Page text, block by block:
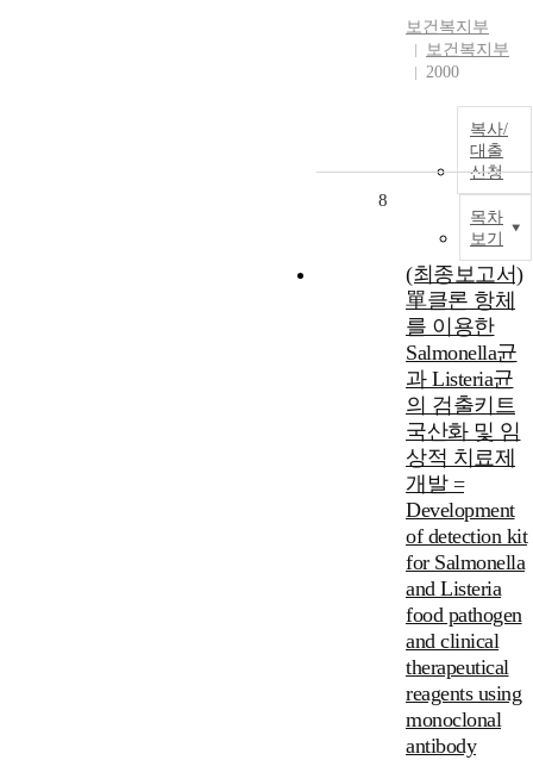
보건복지부
보건복지부
2000
복사/
대출
신청
목차
보기
8
(최종보고서)
單클론 항체
를 이용한
Salmonella균
과 Listeria균
의 검출키트
국산화 및 임
상적 치료제
개발 =
Development
of detection kit
for Salmonella
and Listeria
food pathogen
and clinical
therapeutical
reagents using
monoclonal
antibody